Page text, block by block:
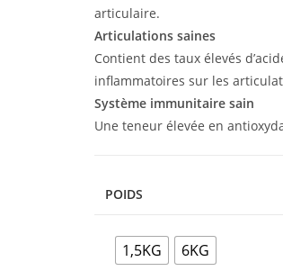
articulaire.
Articulations saines
Contient des taux élevés
inflammatoires sur les
Système immunitaire sain
Une teneur élevée en
POIDS
1,5KG 6KG